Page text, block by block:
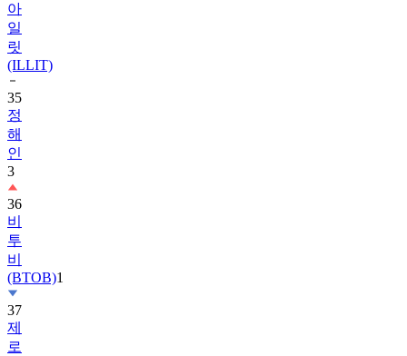
아
일
릿
(ILLIT)
35
정
해
인
3
36
비
투
비
(BTOB)1
37
제
로